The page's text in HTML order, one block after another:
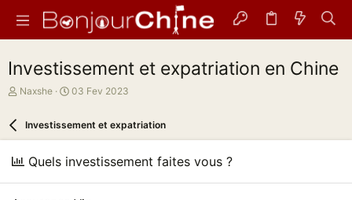
Investissement et expatriation en Chine
A
r
Naxshe
D
e
03 Fev 2023
Investissement et expatriation
Quels investissement faites vous ?